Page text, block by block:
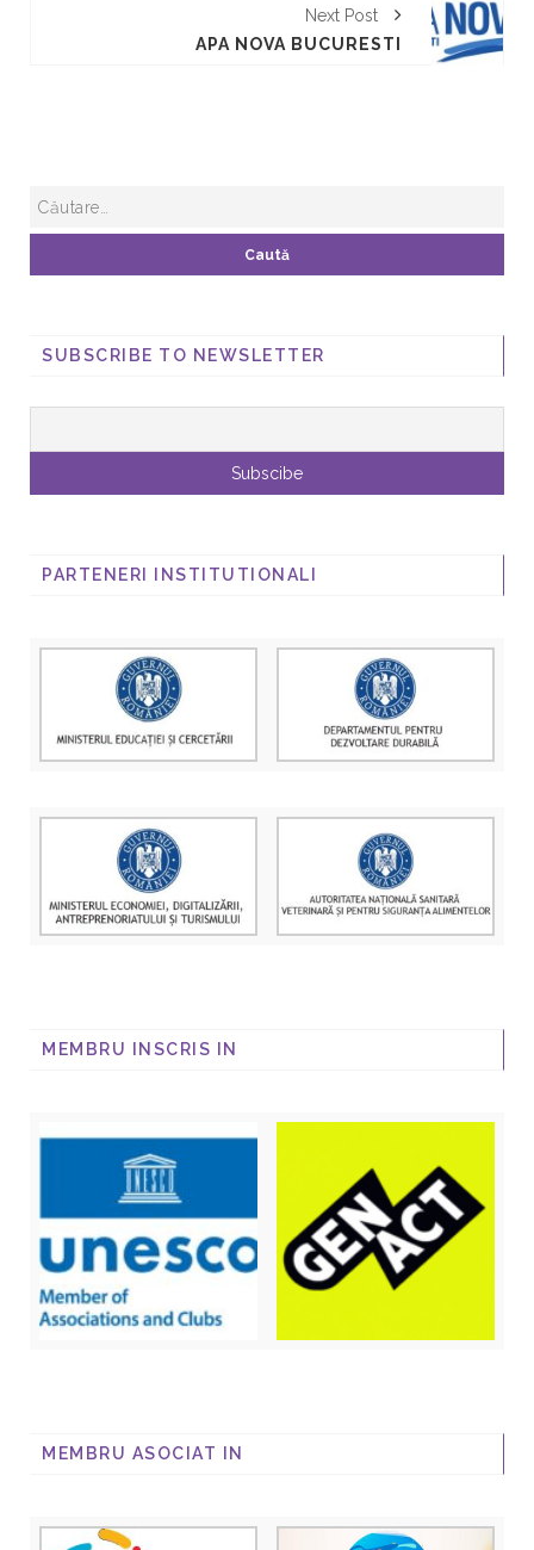
Next Post
APA NOVA BUCURESTI
SUBSCRIBE TO NEWSLETTER
PARTENERI INSTITUTIONALI
MEMBRU INSCRIS IN
MEMBRU ASOCIAT IN